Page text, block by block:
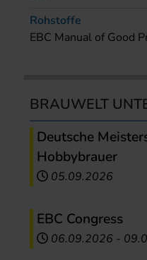
Rohstoffe
EBC Manual of Good
BRAUWELT
Deutsche
Hobbybrauer
05.09.2026
EBC Congress
06.09.2026 -